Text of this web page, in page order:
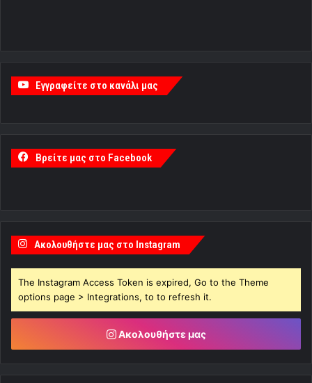
Εγγραφείτε στο κανάλι μας
Βρείτε μας στο Facebook
Ακολουθήστε μας στο Instagram
The Instagram Access Token is expired, Go to the Theme
options page > Integrations, to to refresh it.
Ακολουθήστε μας